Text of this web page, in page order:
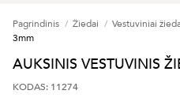
Pagrindinis Žiedai Vestuviniai
3mm
AUKSINIS VESTUVINIS
KODAS: 11274